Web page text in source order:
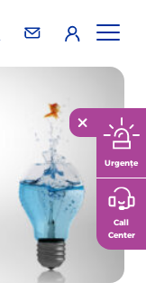
Urgențe
Call
Center